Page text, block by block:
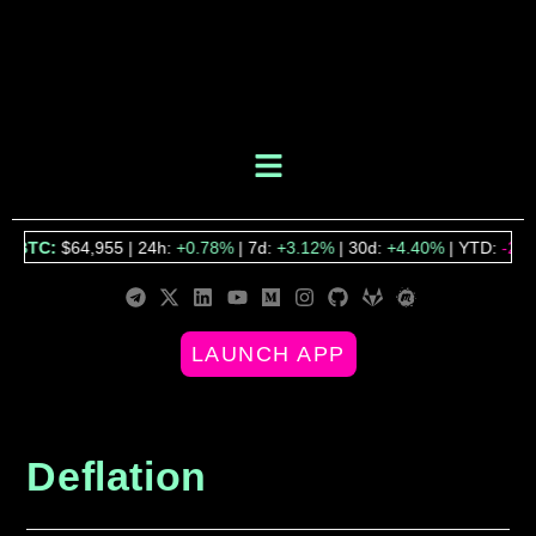
BTC:$64,955 | 24h:+0.78%| 7d:+3.12%| 30d:+4.40%| YTD:-
LAUNCH APP
Deflation